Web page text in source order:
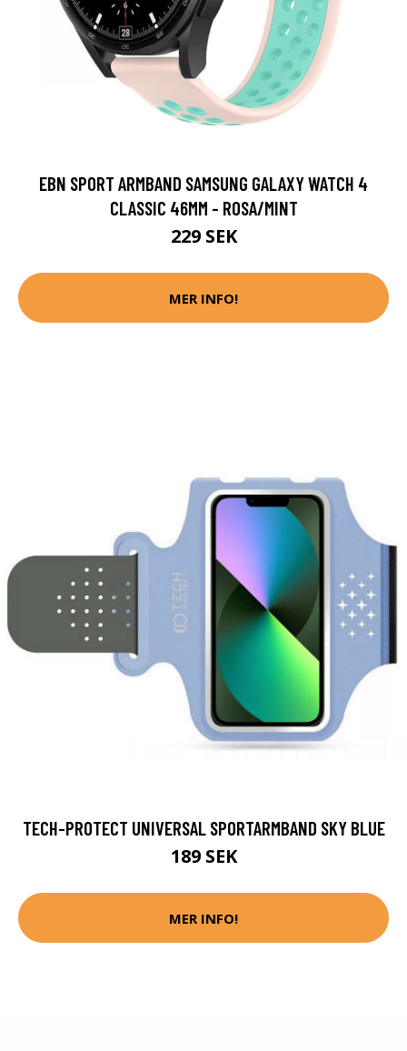
EBN SPORT ARMBAND SAMSUNG GALAXY WATCH 4
CLASSIC 46MM - ROSA/MINT
229 SEK
MER INFO!
TECH-PROTECT UNIVERSAL SPORTARMBAND SKY BLUE
189 SEK
MER INFO!